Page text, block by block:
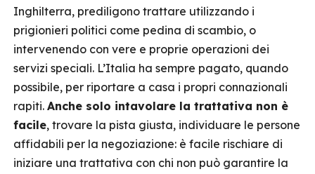
Inghilterra, prediligono trattare utilizzando i
prigionieri politici come pedina di scambio, o
intervenendo con vere e proprie operazioni dei
servizi speciali. L’Italia ha sempre pagato, quando
possibile, per riportare a casa i propri connazionali
rapiti. Anche solo intavolare la trattativa non è
facile, trovare la pista giusta, individuare le persone
affidabili per la negoziazione: è facile rischiare di
iniziare una trattativa con chi non può garantire la